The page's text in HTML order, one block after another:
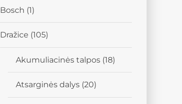
Bosch (1)
Dražice (105)
Akumuliacinės talpos (18)
Atsarginės dalys (20)